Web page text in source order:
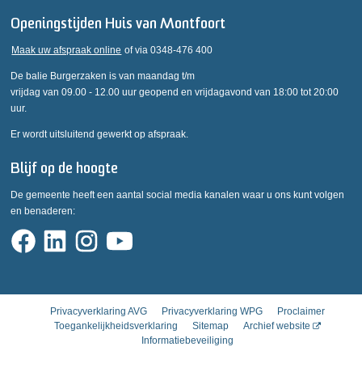
Openingstijden Huis van Montfoort
Maak uw afspraak online of via 0348-476 400
De balie Burgerzaken is van maandag t/m
vrijdag van 09.00 - 12.00 uur geopend en vrijdagavond van 18:00 tot 20:00
uur.
Er wordt uitsluitend gewerkt op afspraak.
Blijf op de hoogte
De gemeente heeft een aantal social media kanalen waar u ons kunt volgen
en benaderen:
Privacyverklaring AVG Privacyverklaring WPG
Proclaimer
Toegankelijkheidsverklaring
Sitemap
Archief website
Informatiebeveiliging